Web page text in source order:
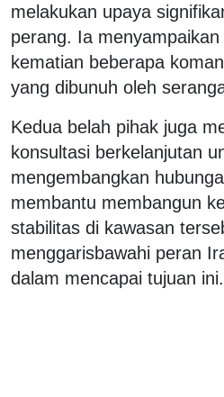
melakukan upaya
perang. Ia
kematian beberapa
yang dibunuh oleh
Kedua belah pihak juga
konsultasi berkelanjutan
mengembangkan
membantu membangun
stabilitas di kawasan
menggarisbawahi peran
dalam mencapai tujuan ini.